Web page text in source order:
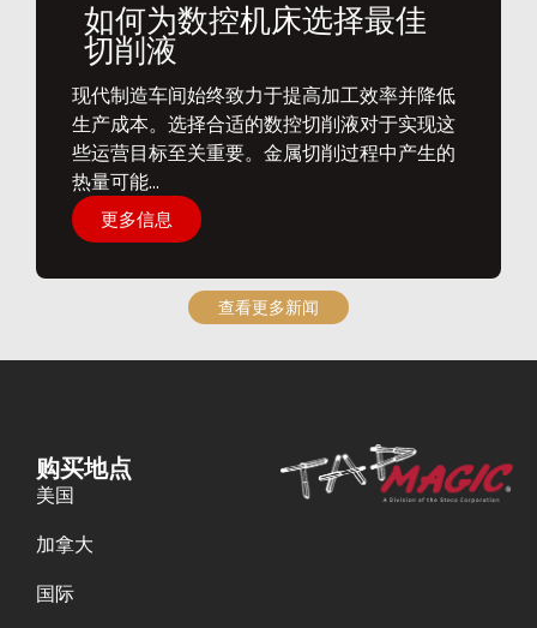
如何为数控机床选择最佳
切削液
​现代制造车间始终致力于提高加工效率并降低
生产成本。选择合适的数控切削液对于实现这
些运营目标至关重要。金属切削过程中产生的
热量可能...
更多信息
查看更多新闻
购买地点
美国
加拿大
国际